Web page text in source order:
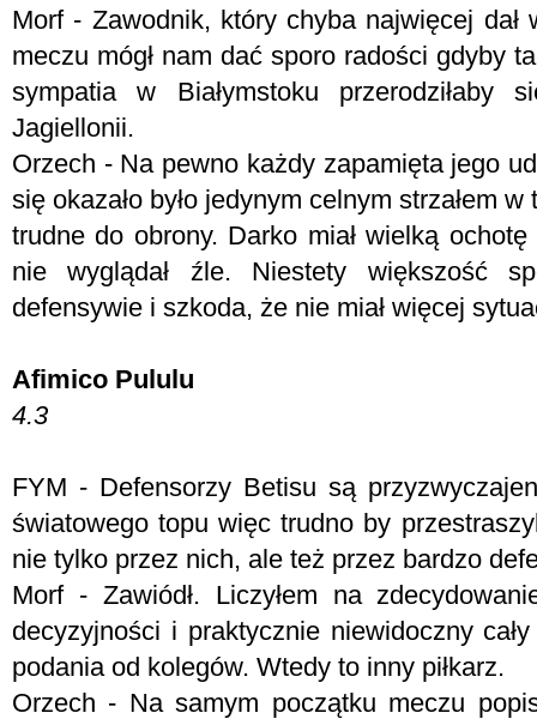
Morf - Zawodnik, który chyba najwięcej
meczu mógł nam dać sporo radości gdyby
sympatia w Białymstoku przerodziłaby
Jagiellonii.
Orzech - Na pewno każdy zapamięta jego
się okazało było jedynym celnym strzałem
trudne do obrony. Darko miał wielką
nie wyglądał źle. Niestety większość
defensywie i szkoda, że nie miał więcej
Afimico Pululu
4.3
FYM - Defensorzy Betisu są
światowego topu więc trudno by
nie tylko przez nich, ale też przez bardzo
Morf - Zawiódł. Liczyłem na
decyzyjności i praktycznie niewidoczny
podania od kolegów. Wtedy to inny piłkarz.
Orzech - Na samym początku meczu